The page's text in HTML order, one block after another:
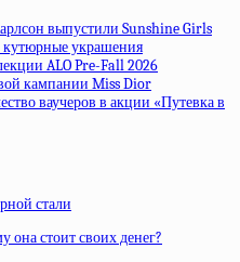
выпустили Sunshine Girls
украшения
ALO Pre-Fall 2026
кампании Miss Dior
ваучеров в акции «Путевка в
стали
она стоит своих денег?